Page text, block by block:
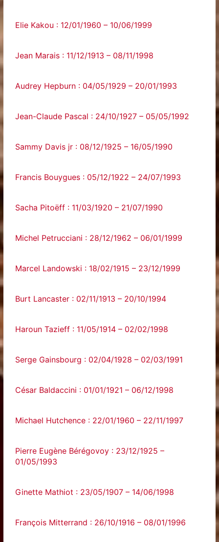
Elie Kakou : 12/01/1960 – 10/06/1999
Jean Marais : 11/12/1913 – 08/11/1998
Audrey Hepburn : 04/05/1929 – 20/01/1993
Jean-Claude Pascal : 24/10/1927 – 05/05/1992
Sammy Davis jr : 08/12/1925 – 16/05/1990
Francis Bouygues : 05/12/1922 – 24/07/1993
Sacha Pitoëff : 11/03/1920 – 21/07/1990
Michel Petrucciani : 28/12/1962 – 06/01/1999
Marcel Landowski : 18/02/1915 – 23/12/1999
Burt Lancaster : 02/11/1913 – 20/10/1994
Haroun Tazieff : 11/05/1914 – 02/02/1998
Serge Gainsbourg : 02/04/1928 – 02/03/1991
César Baldaccini : 01/01/1921 – 06/12/1998
Michael Hutchence : 22/01/1960 – 22/11/1997
Pierre Eugène Bérégovoy : 23/12/1925 –
01/05/1993
Ginette Mathiot : 23/05/1907 – 14/06/1998
François Mitterrand : 26/10/1916 – 08/01/1996